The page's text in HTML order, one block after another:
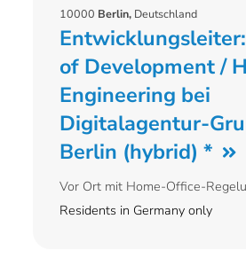
10000 Berlin, Deutschland
of Development /
Engineering bei
Digitalagentur-
Berlin (hybrid) *
Vor Ort mit Home-Office-
Residents in Germany only